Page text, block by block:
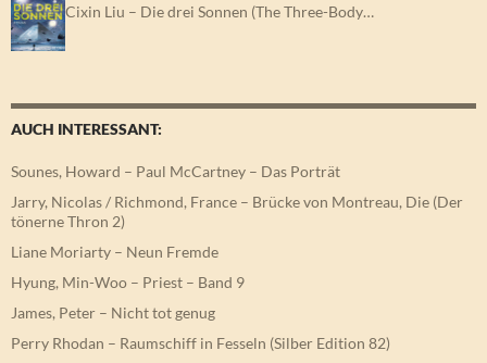
Cixin Liu – Die drei Sonnen (The Three-Body…
AUCH INTERESSANT:
Sounes, Howard – Paul McCartney – Das Porträt
Jarry, Nicolas / Richmond, France – Brücke von Montreau, Die (Der
tönerne Thron 2)
Liane Moriarty – Neun Fremde
Hyung, Min-Woo – Priest – Band 9
James, Peter – Nicht tot genug
Perry Rhodan – Raumschiff in Fesseln (Silber Edition 82)